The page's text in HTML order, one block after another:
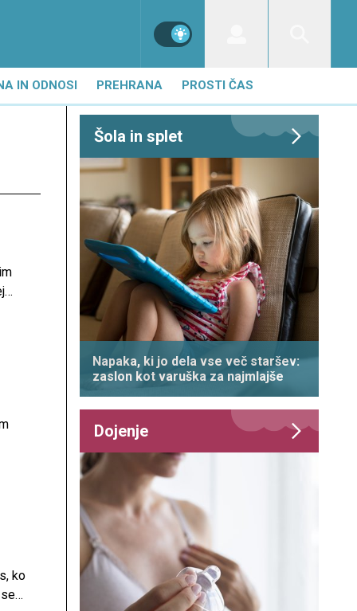
IN ODNOSI PREHRANA PROSTI ČAS
ko
Šola in splet
Napaka, ki jo dela vse več staršev:
zaslon kot varuška za najmlajše
Dojenje